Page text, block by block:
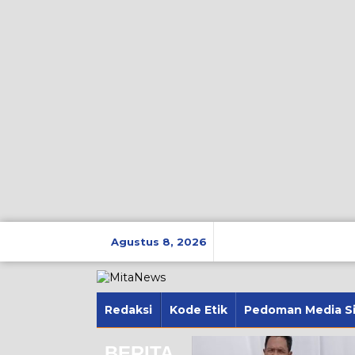
Agustus 8, 2026
Redaksi Kode Etik Pedoman Media